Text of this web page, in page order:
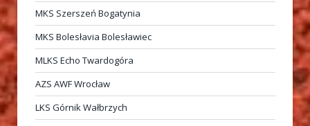
MKS Szerszeń Bogatynia
MKS Bolesłavia Bolesławiec
MLKS Echo Twardogóra
AZS AWF Wrocław
LKS Górnik Wałbrzych